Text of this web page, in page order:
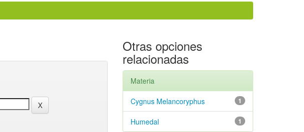
Otras opciones
relacionadas
Materia
1
Cygnus Melancoryphus
1
Humedal